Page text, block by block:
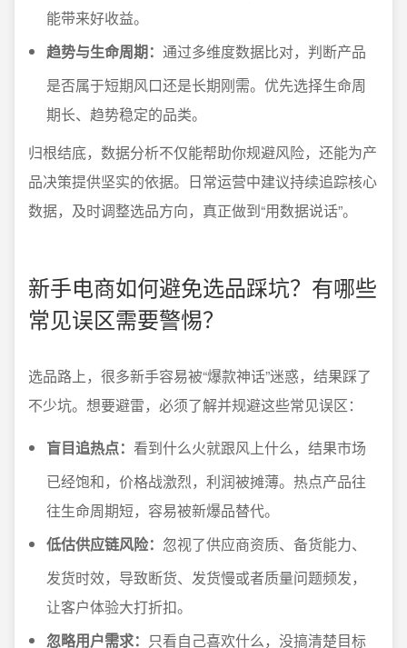
能带来好收益。
趋势与生命周期： 通过多维度数据比对，判断产品
是否属于短期风口还是长期刚需。优先选择生命周
期长、趋势稳定的品类。
归根结底，数据分析不仅能帮助你规避风险，还能为产
品决策提供坚实的依据。日常运营中建议持续追踪核心
数据，及时调整选品方向，真正做到“用数据说话”。
新手电商如何避免选品踩坑？有哪些
常见误区需要警惕？
选品路上，很多新手容易被“爆款神话”迷惑，结果踩了
不少坑。想要避雷，必须了解并规避这些常见误区：
盲目追热点： 看到什么火就跟风上什么，结果市场
已经饱和，价格战激烈，利润被摊薄。热点产品往
往生命周期短，容易被新爆品替代。
低估供应链风险： 忽视了供应商资质、备货能力、
发货时效，导致断货、发货慢或者质量问题频发，
让客户体验大打折扣。
忽略用户需求： 只看自己喜欢什么，没搞清楚目标